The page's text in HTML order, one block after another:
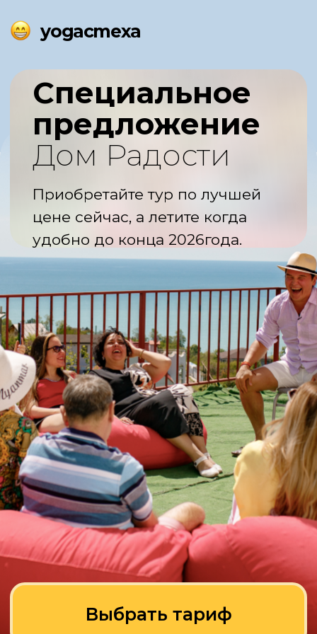
Специальное
предложение
Дом Радости
Выбрать тариф
yogacmexa
Приобретайте тур по лучшей
цене сейчас, а летите когда
удобно до конца 2026года.
Тарифы
Ваша выгода от 20 000